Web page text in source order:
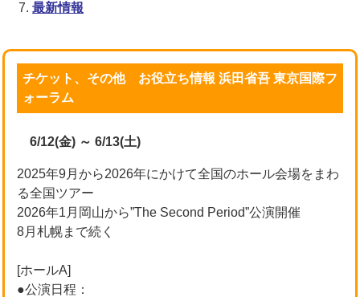
最新情報
チケット、その他 お役立ち情報 浜田省吾 東京国際フ
ォーラム
6/12(金) ～ 6/13(土)
2025年9月から2026年にかけて全国のホール会場をまわ
る全国ツアー
2026年1月岡山から”The Second Period”公演開催
8月札幌まで続く
[ホールA]
●公演日程：